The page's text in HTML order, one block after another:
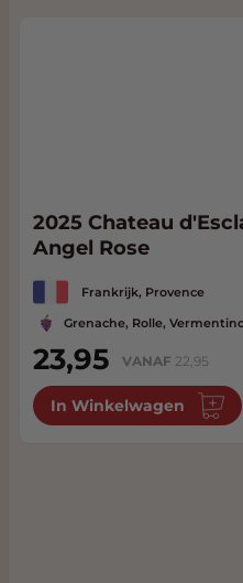
2025 Chateau
Angel Rose
Frankrijk, Provence
Grenache, Rolle,
23,95 VANAF 22,95
In Winkelwagen